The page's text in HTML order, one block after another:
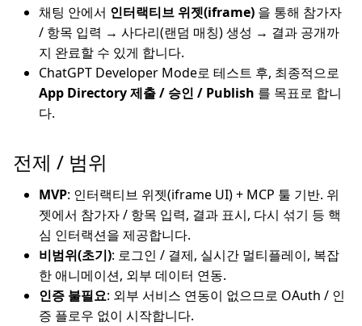
채팅 안에서 인터랙티브 위젯(iframe) 을 통해 참가자
/ 항목 입력 → 사다리(랜덤 매칭) 생성 → 결과 공개까
지 완료할 수 있게 합니다.
ChatGPT Developer Mode로 테스트 후, 최종적으로
App Directory 제출 / 승인 / Publish 를 목표로 합니
다.
전제 / 범위
MVP: 인터랙티브 위젯(iframe UI) + MCP 툴 기반. 위
젯에서 참가자 / 항목 입력, 결과 표시, 다시 섞기 등 핵
심 인터랙션을 제공합니다.
비범위(초기): 로그인 / 결제, 실시간 멀티플레이, 복잡
한 애니메이션, 외부 데이터 연동.
인증 불필요: 외부 서비스 연동이 없으므로 OAuth / 인
증 플로우 없이 시작합니다.